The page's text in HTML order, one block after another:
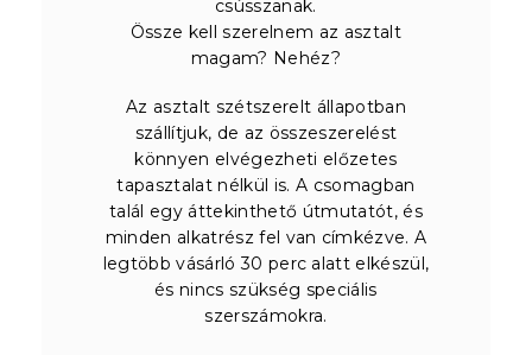
csússzanak.
Össze kell szerelnem az asztalt
magam? Nehéz?
Az asztalt szétszerelt állapotban
szállítjuk, de az összeszerelést
könnyen elvégezheti előzetes
tapasztalat nélkül is. A csomagban
talál egy áttekinthető útmutatót, és
minden alkatrész fel van címkézve. A
legtöbb vásárló 30 perc alatt elkészül,
és nincs szükség speciális
szerszámokra.